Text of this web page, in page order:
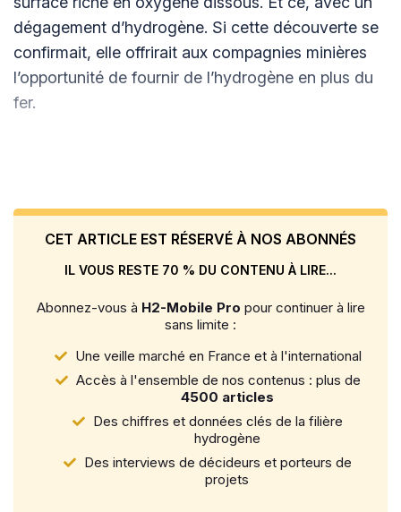
dégagement d’hydrogène. Si cette découverte se
confirmait, elle offrirait aux compagnies minières
l’opportunité de fournir de l’hydrogène en plus du
fer.
CET ARTICLE EST RÉSERVÉ À NOS ABONNÉS
IL VOUS RESTE 70 % DU CONTENU À LIRE...
Abonnez-vous à H2-Mobile Pro pour continuer à lire
sans limite :
Une veille marché en France et à l'international
Accès à l'ensemble de nos contenus : plus de
4500 articles
Des chiffres et données clés de la filière
hydrogène
Des interviews de décideurs et porteurs de
projets